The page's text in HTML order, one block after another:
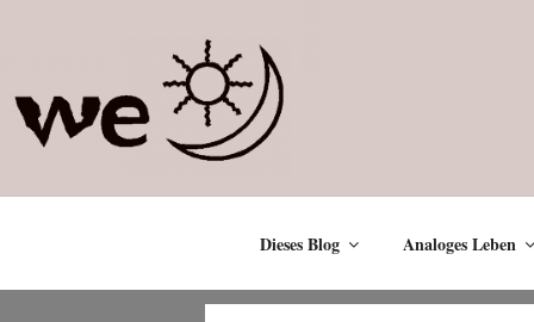
Dieses Blog Analoges Leben